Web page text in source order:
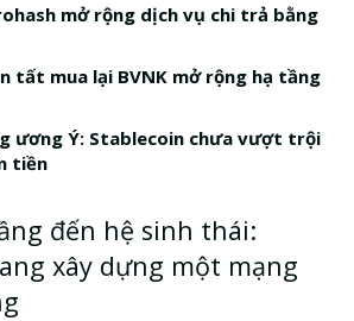
mở rộng dịch vụ chi trả bằng
tất mua lại BVNK mở rộng hạ tầng
ương Ý: Stablecoin chưa vượt trội
tiền
đến hệ sinh thái:
xây dựng một mạng